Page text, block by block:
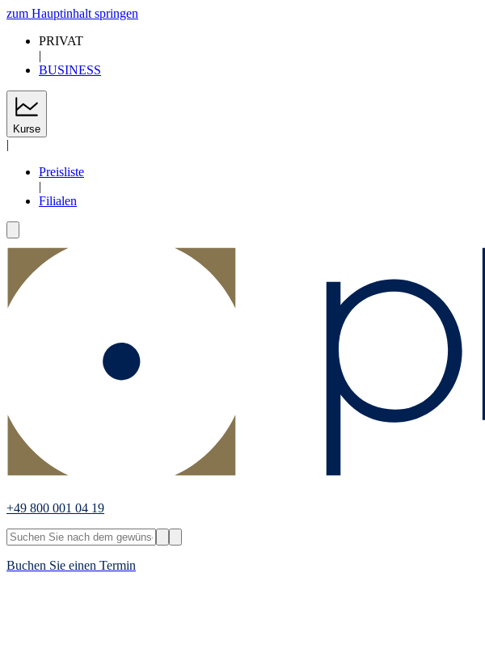
zum Hauptinhalt springen
PRIVAT
|
BUSINESS
Kurse
|
Preisliste
|
Filialen
+49 800 001 04 19
Buchen Sie einen Termin